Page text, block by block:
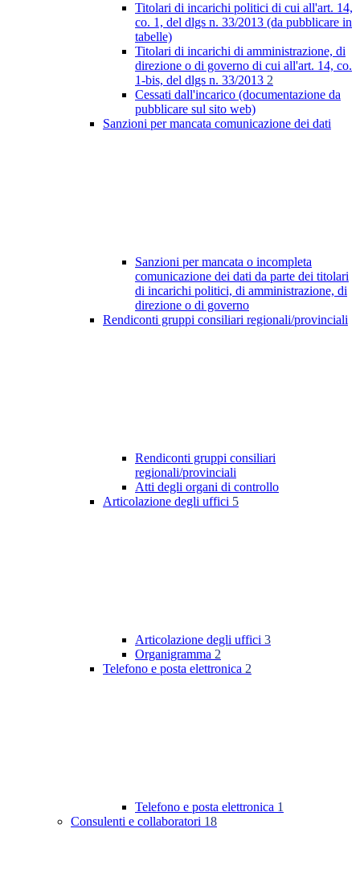
Titolari di incarichi politici di cui all'art. 14,
co. 1, del dlgs n. 33/2013 (da pubblicare in
tabelle)
Titolari di incarichi di amministrazione, di
direzione o di governo di cui all'art. 14, co.
1-bis, del dlgs n. 33/2013 2
Cessati dall'incarico (documentazione da
pubblicare sul sito web)
Sanzioni per mancata comunicazione dei dati
Sanzioni per mancata o incompleta
comunicazione dei dati da parte dei titolari
di incarichi politici, di amministrazione, di
direzione o di governo
Rendiconti gruppi consiliari regionali/provinciali
Rendiconti gruppi consiliari
regionali/provinciali
Atti degli organi di controllo
Articolazione degli uffici 5
Articolazione degli uffici 3
Organigramma 2
Telefono e posta elettronica 2
Telefono e posta elettronica 1
Consulenti e collaboratori 18